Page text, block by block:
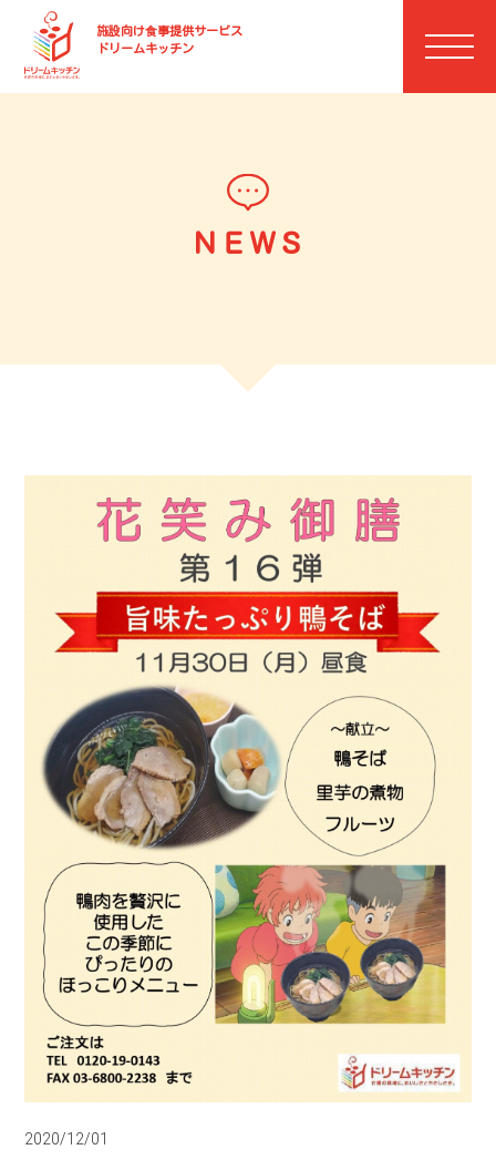
施設向け⾷事提供サービス
ドリームキッチン
ＮＥＷＳ
2020/12/01